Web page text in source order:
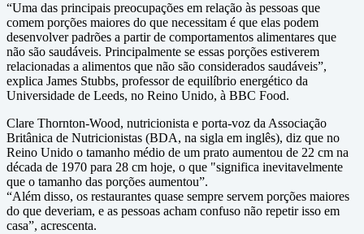
“Uma das principais preocupações em relação às pessoas que
comem porções maiores do que necessitam é que elas podem
desenvolver padrões a partir de comportamentos alimentares que
não são saudáveis. Principalmente se essas porções estiverem
relacionadas a alimentos que não são considerados saudáveis”,
explica James Stubbs, professor de equilíbrio energético da
Universidade de Leeds, no Reino Unido, à BBC Food.
Clare Thornton-Wood, nutricionista e porta-voz da Associação
Britânica de Nutricionistas (BDA, na sigla em inglês), diz que no
Reino Unido o tamanho médio de um prato aumentou de 22 cm na
década de 1970 para 28 cm hoje, o que "significa inevitavelmente
que o tamanho das porções aumentou”.
“Além disso, os restaurantes quase sempre servem porções maiores
do que deveriam, e as pessoas acham confuso não repetir isso em
casa”, acrescenta.